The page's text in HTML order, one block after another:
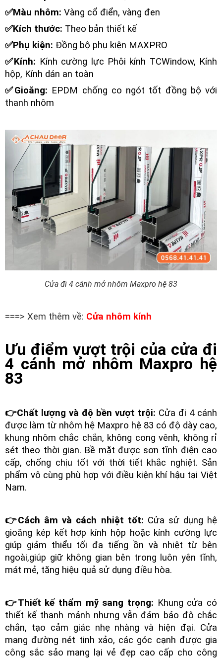
✅Màu nhôm: Vàng cổ điển, vàng đen
✅Kích thước: Theo bản thiết kế
✅Phụ kiện: Đồng bộ phụ kiện MAXPRO
✅Kính: Kính cường lực Phôi kính TCWindow, Kính
hộp, Kính dán an toàn
✅Gioăng: EPDM chống co ngót tốt đồng bộ với
thanh nhôm
Cửa đi 4 cánh mở nhôm Maxpro hệ 83
===> Xem thêm về: Cửa nhôm kính
Ưu điểm vượt trội của cửa đi
4 cánh mở nhôm Maxpro hệ
83
👉Chất lượng và độ bền vượt trội: Cửa đi 4 cánh
được làm từ nhôm hệ Maxpro hệ 83 có độ dày cao,
khung nhôm chắc chắn, không cong vênh, không rỉ
sét theo thời gian. Bề mặt được sơn tĩnh điện cao
cấp, chống chịu tốt với thời tiết khắc nghiệt. Sản
phẩm vô cùng phù hợp với điều kiện khí hậu tại Việt
Nam.
👉Cách âm và cách nhiệt tốt: Cửa sử dụng hệ
gioăng kép kết hợp kính hộp hoặc kính cường lực
giúp giảm thiểu tối đa tiếng ồn và nhiệt từ bên
ngoài,giúp giữ không gian bên trong luôn yên tĩnh,
mát mẻ, tăng hiệu quả sử dụng điều hòa.
👉Thiết kế thẩm mỹ sang trọng: Khung cửa có
thiết kế thanh mảnh nhưng vẫn đảm bảo độ chắc
chắn, tạo cảm giác nhẹ nhàng và hiện đại. Cửa
mang đường nét tinh xảo, các góc cạnh được gia
công sắc sảo mang lại vẻ đẹp cao cấp cho công